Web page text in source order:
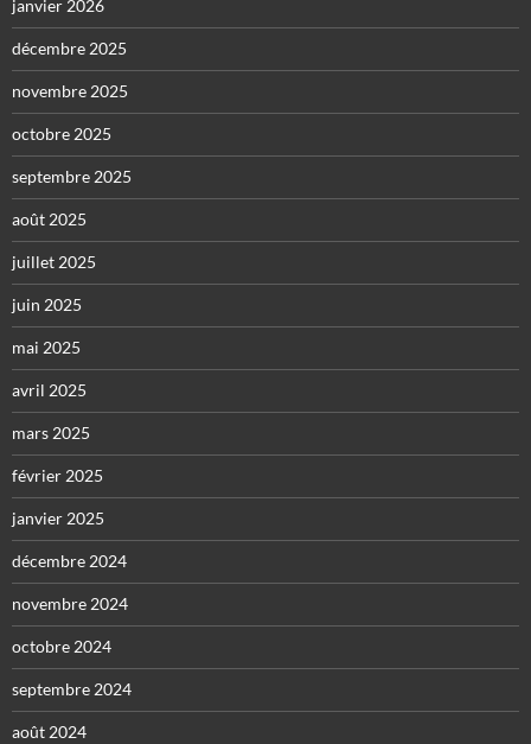
janvier 2026
décembre 2025
novembre 2025
octobre 2025
septembre 2025
août 2025
juillet 2025
juin 2025
mai 2025
avril 2025
mars 2025
février 2025
janvier 2025
décembre 2024
novembre 2024
octobre 2024
septembre 2024
août 2024